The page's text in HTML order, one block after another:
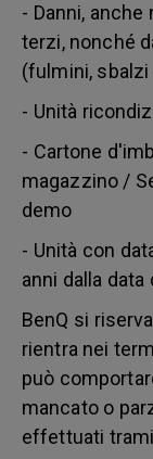
- Danni,
terzi, nonché
(fulmini,
- Unità
- Cartone
magazzino /
demo
- Unità con
anni dalla
BenQ si
rientra nei
può
mancato o
effettuati